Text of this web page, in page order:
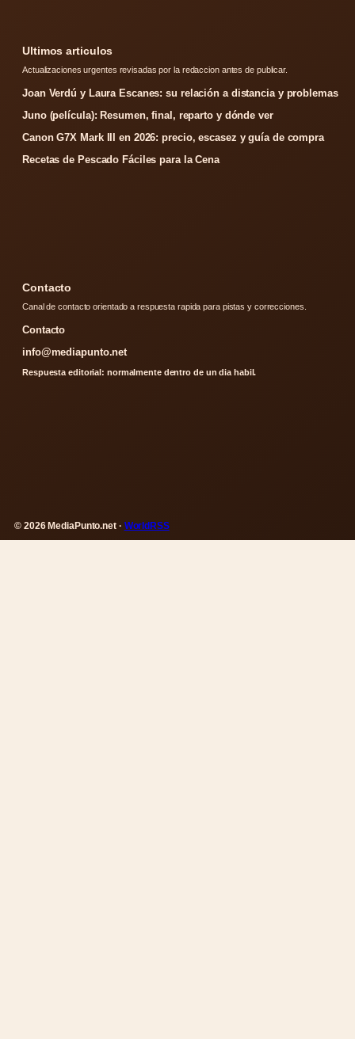
Ultimos articulos
Actualizaciones urgentes revisadas por la redaccion antes de publicar.
Joan Verdú y Laura Escanes: su relación a distancia y problemas
Juno (película): Resumen, final, reparto y dónde ver
Canon G7X Mark III en 2026: precio, escasez y guía de compra
Recetas de Pescado Fáciles para la Cena
Contacto
Canal de contacto orientado a respuesta rapida para pistas y correcciones.
Contacto
info@mediapunto.net
Respuesta editorial: normalmente dentro de un dia habil.
© 2026 MediaPunto.net · WorldRSS